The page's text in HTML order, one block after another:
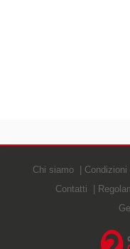
Chi siamo
Contatti